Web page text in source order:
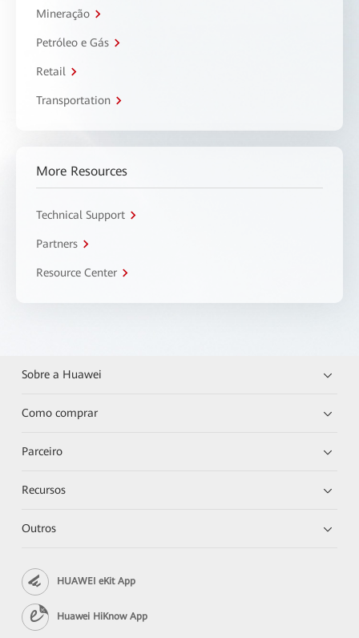
Mineração
Petróleo e Gás
Retail
Transportation
More Resources
Technical Support
Partners
Resource Center
Sobre a Huawei
Como comprar
Parceiro
Recursos
Outros
HUAWEI eKit App
Huawei HiKnow App